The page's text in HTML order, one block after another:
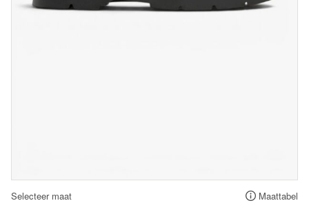
Selecteer maat Maattabel